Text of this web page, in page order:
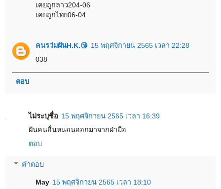
เคยถูกลาว204-06
เคยถูกไทย06-04
คนรว่มฝันH.K.😘 15 พฤศจิกายน 2565 เวลา 22:28
038
ตอบ
ไม่ระบุชื่อ 15 พฤศจิกายน 2565 เวลา 16:39
ฝันคนอื่นหนอนออกมาจากฝ่ามือ
ตอบ
คำตอบ
May 15 พฤศจิกายน 2565 เวลา 18:10